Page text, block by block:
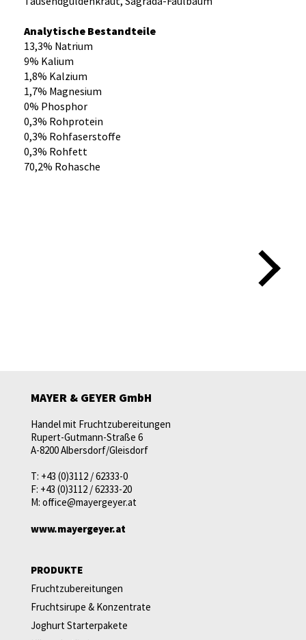
Analytische Bestandteile
13,3% Natrium
9% Kalium
1,8% Kalzium
1,7% Magnesium
0% Phosphor
0,3% Rohprotein
0,3% Rohfaserstoffe
0,3% Rohfett
70,2% Rohasche
MAYER & GEYER GmbH
Handel mit Fruchtzubereitungen
Rupert-Gutmann-Straße 6
A-8200 Albersdorf/Gleisdorf
T: +43 (0)3112 / 62333-0
F: +43 (0)3112 / 62333-20
M: office@mayergeyer.at
www.mayergeyer.at
PRODUKTE
Fruchtzubereitungen
Fruchtsirupe & Konzentrate
Joghurt Starterpakete